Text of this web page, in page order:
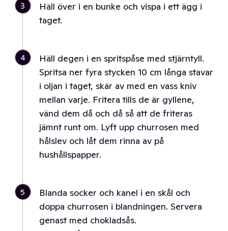
3
Häll över i en bunke och vispa i ett ägg i
taget.
4
Häll degen i en spritspåse med stjärntyll.
Spritsa ner fyra stycken 10 cm långa stavar
i oljan i taget, skär av med en vass kniv
mellan varje. Fritera tills de är gyllene,
vänd dem då och då så att de friteras
jämnt runt om. Lyft upp churrosen med
hålslev och låt dem rinna av på
hushållspapper.
5
Blanda socker och kanel i en skål och
doppa churrosen i blandningen. Servera
genast med chokladsås.